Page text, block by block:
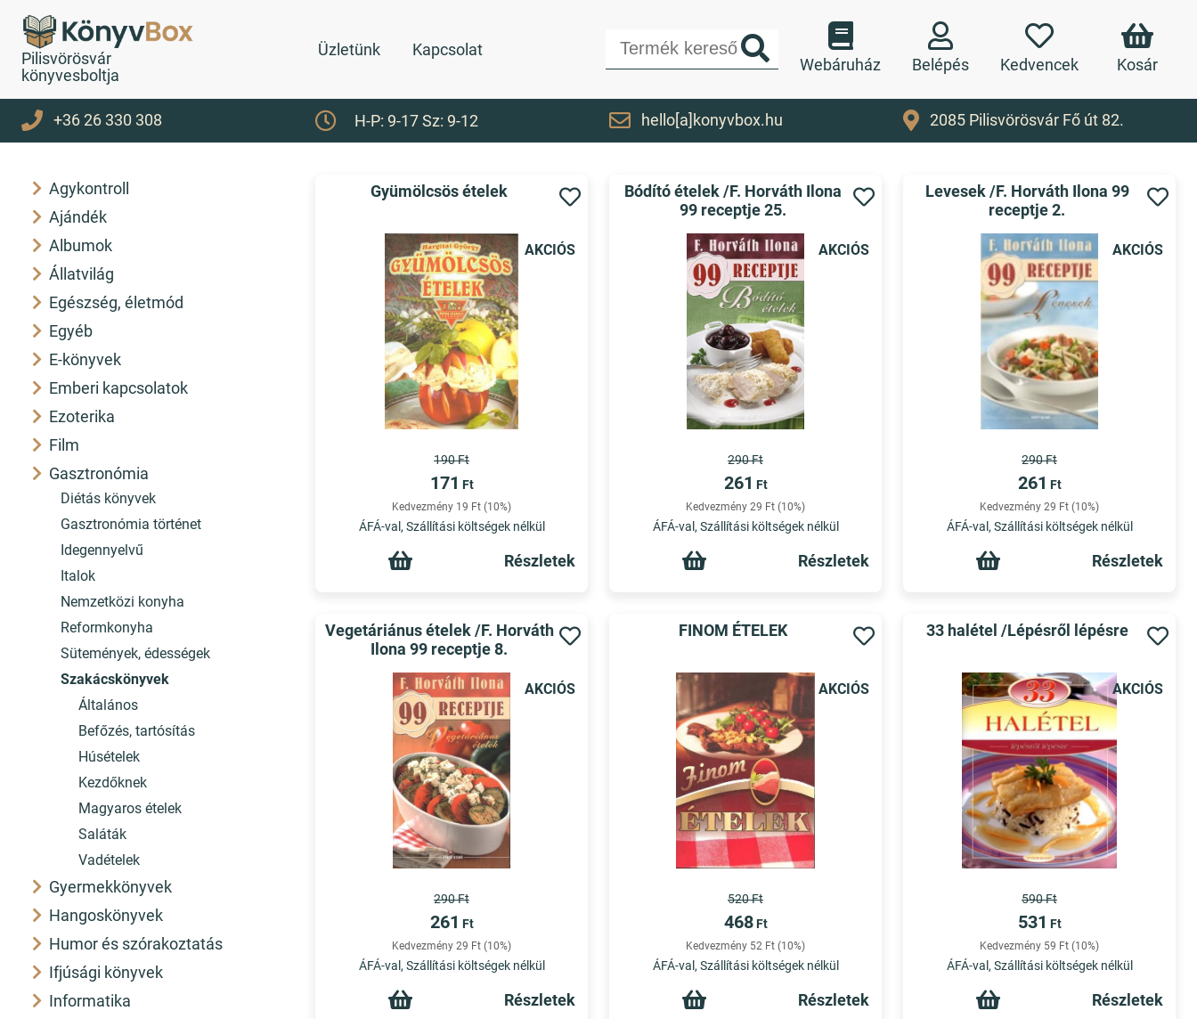
Pilisvörösvár
könyvesboltja
Üzletünk
Kapcsolat
Webáruház
Belépés Kedvencek Kosár
+36 26 330 308 H-P: 9-17 Sz: 9-12 hello[a]konyvbox.hu 2085 Pilisvörösvár Fő út 82.
Agykontroll
Ajándék
Albumok
Állatvilág
Egészség, életmód
Egyéb
E-könyvek
Emberi kapcsolatok
Ezoterika
Film
Gasztronómia
Diétás könyvek
Gasztronómia történet
Idegennyelvű
Italok
Nemzetközi konyha
Reformkonyha
Sütemények, édességek
Szakácskönyvek
Általános
Befőzés, tartósítás
Húsételek
Kezdőknek
Magyaros ételek
Saláták
Vadételek
Gyermekkönyvek
Hangoskönyvek
Humor és szórakoztatás
Ifjúsági könyvek
Informatika
AKCIÓS
Gyümölcsös ételek
190 Ft
171 Ft
Kedvezmény 19 Ft (10%)
ÁFÁ-val, Szállítási költségek nélkül
Részletek
AKCIÓS
Bódító ételek /F. Horváth Ilona
99 receptje 25.
290 Ft
261 Ft
Kedvezmény 29 Ft (10%)
ÁFÁ-val, Szállítási költségek nélkül
Részletek
AKCIÓS
Levesek /F. Horváth Ilona 99
receptje 2.
290 Ft
261 Ft
Kedvezmény 29 Ft (10%)
ÁFÁ-val, Szállítási költségek nélkül
Részletek
AKCIÓS
Vegetáriánus ételek /F. Horváth
Ilona 99 receptje 8.
290 Ft
261 Ft
Kedvezmény 29 Ft (10%)
ÁFÁ-val, Szállítási költségek nélkül
Részletek
AKCIÓS
FINOM ÉTELEK
520 Ft
468 Ft
Kedvezmény 52 Ft (10%)
ÁFÁ-val, Szállítási költségek nélkül
Részletek
AKCIÓS
33 halétel /Lépésről lépésre
590 Ft
531 Ft
Kedvezmény 59 Ft (10%)
ÁFÁ-val, Szállítási költségek nélkül
Részletek